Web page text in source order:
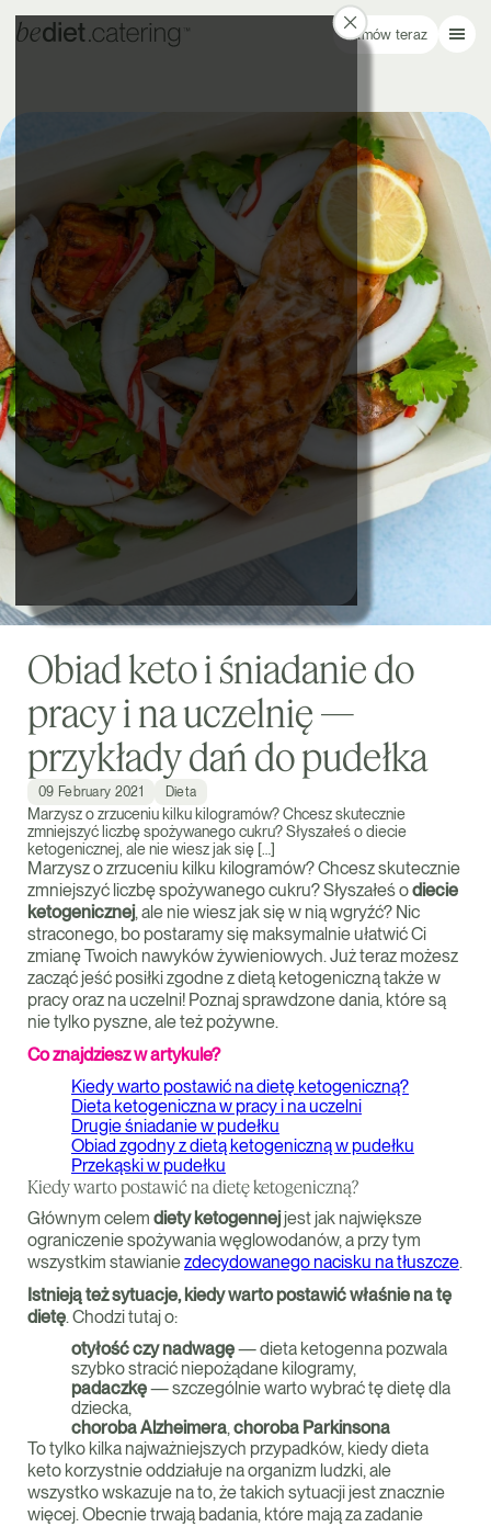
Zamów teraz
Obiad keto i śniadanie do
pracy i na uczelnię —
przykłady dań do pudełka
09 February 2021 Dieta
Marzysz o zrzuceniu kilku kilogramów? Chcesz skutecznie
zmniejszyć liczbę spożywanego cukru? Słyszałeś o diecie
ketogenicznej, ale nie wiesz jak się […]
Marzysz o zrzuceniu kilku kilogramów? Chcesz skutecznie
zmniejszyć liczbę spożywanego cukru? Słyszałeś odiecie
ketogenicznej, ale nie wiesz jak się w nią wgryźć? Nic
straconego, bo postaramy się maksymalnie ułatwić Ci
zmianę Twoich nawyków żywieniowych. Już teraz możesz
zacząć jeść posiłki zgodne z dietą ketogeniczną także w
pracy oraz na uczelni! Poznaj sprawdzone dania, które są
nie tylko pyszne, ale też pożywne.
Co znajdziesz w artykule?
Kiedy warto postawić na dietę ketogeniczną?
Dieta ketogeniczna w pracy i na uczelni
Drugie śniadanie w pudełku
Obiad zgodny z dietą ketogeniczną w pudełku
Przekąski w pudełku
Kiedy warto postawić na dietę ketogeniczną?
Głównym celem diety ketogennejjest jak największe
ograniczenie spożywania węglowodanów, a przy tym
wszystkim stawianiezdecydowanego nacisku na tłuszcze.
Istnieją też sytuacje, kiedy warto postawić właśnie na tę
dietę. Chodzi tutaj o:
otyłość czy nadwagę— dieta ketogenna pozwala
szybko stracić niepożądane kilogramy,
padaczkę— szczególnie warto wybrać tę dietę dla
dziecka,
choroba Alzheimera,choroba Parkinsona
To tylko kilka najważniejszych przypadków, kiedy dieta
keto korzystnie oddziałuje na organizm ludzki, ale
wszystko wskazuje na to, że takich sytuacji jest znacznie
więcej. Obecnie trwają badania, które mają za zadanie